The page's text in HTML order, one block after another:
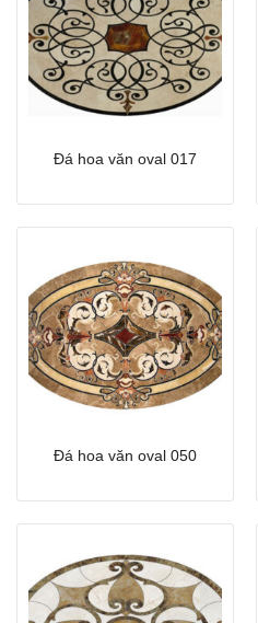
Đá hoa văn oval 017
Đá hoa văn oval 050